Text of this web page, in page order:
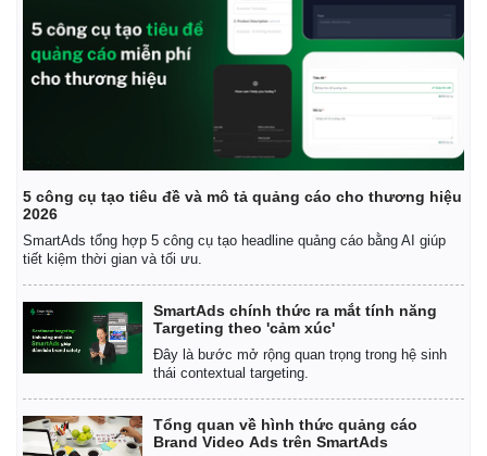
Thế giới
Cuộc sống đó đây
Hồ sơ
Ảnh
Infographic
5 công cụ tạo tiêu đề và mô tả quảng cáo cho thương hiệu
2026
SmartAds tổng hợp 5 công cụ tạo headline quảng cáo bằng AI giúp
tiết kiệm thời gian và tối ưu.
SmartAds chính thức ra mắt tính năng
Targeting theo 'cảm xúc'
Đây là bước mở rộng quan trọng trong hệ sinh
thái contextual targeting.
Tổng quan về hình thức quảng cáo
Brand Video Ads trên SmartAds